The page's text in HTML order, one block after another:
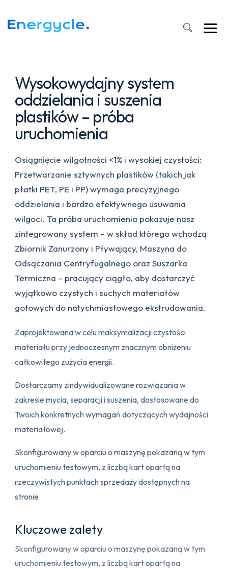
i
oszczędzający
Wysokowydajny system
oddzielania i suszenia
plastików – próba
uruchomienia
Osiągnięcie wilgotności <1% i wysokiej czystości:
Przetwarzanie sztywnych plastików (takich jak
płatki PET, PE i PP) wymaga precyzyjnego
oddzielania i bardzo efektywnego usuwania
wilgoci. Ta próba uruchomienia pokazuje nasz
zintegrowany system – w skład którego wchodzą
Zbiornik Zanurzony i Pływający, Maszyna do
Odsączania Centryfugalnego oraz Suszarka
Termiczna – pracujący ciągło, aby dostarczyć
wyjątkowo czystych i suchych materiałów
gotowych do natychmiastowego ekstrudowania.
Zaprojektowana w celu maksymalizacji czystości
materiału przy jednoczesnym znacznym obniżeniu
całkowitego zużycia energii.
Dostarczamy zindywidualizowane rozwiązania w
zakresie mycia, separacji i suszenia, dostosowane do
Twoich konkretnych wymagań dotyczących wydajności
materiałowej.
Skonfigurowany w oparciu o maszynę pokazaną w tym
uruchomieniu testowym, z liczbą kart opartą na
rzeczywistych punktach sprzedaży dostępnych na
stronie.
Kluczowe zalety
Skonfigurowany w oparciu o maszynę pokazaną w tym
uruchomieniu testowym, z liczbą kart opartą na